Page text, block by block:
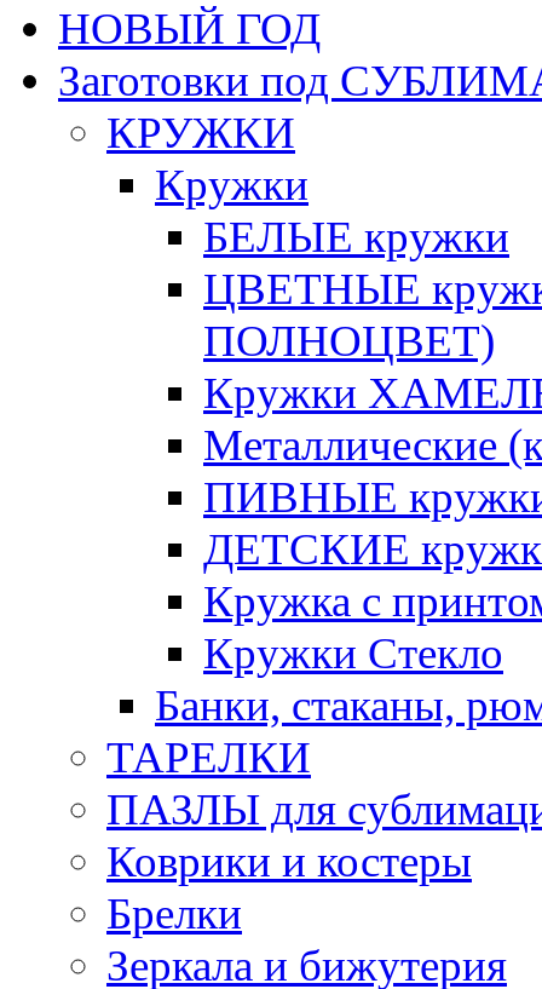
НОВЫЙ ГОД
Заготовки под
КРУЖКИ
Кружки
БЕЛЫЕ кружки
ЦВЕТНЫЕ
ПОЛНОЦВЕТ)
Кружки
Металлические
ПИВНЫЕ
ДЕТСКИЕ
Кружка с
Кружки Стекло
Банки, стаканы,
ТАРЕЛКИ
ПАЗЛЫ для
Коврики и костеры
Брелки
Зеркала и бижутерия